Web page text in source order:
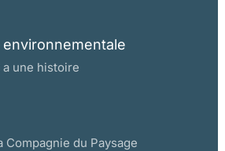
a une histoire
Compagnie du Paysage